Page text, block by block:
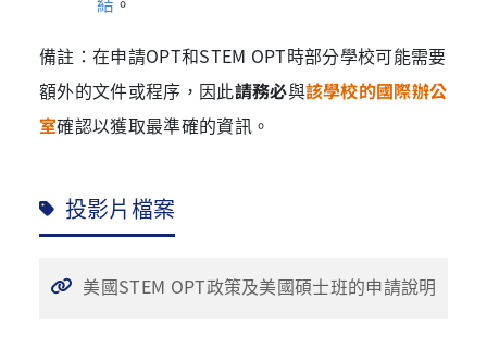
備註：在申請OPT和STEM OPT時部分學校可能需要
額外的文件或程序，因此請務必與該學校的國際辦公
室確認以獲取最準確的資訊。
投影片檔案
美國STEM OPT政策及美國碩士班的申請說明